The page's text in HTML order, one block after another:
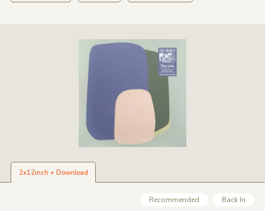
2x12inch + Download
Recommended Back In